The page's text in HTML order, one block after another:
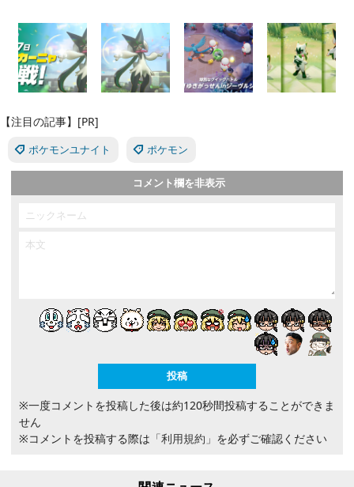
【注目の記事】[PR]
ポケモンユナイト ポケモン
コメント欄を非表示
※一度コメントを投稿した後は約120秒間投稿することができま
せん
※コメントを投稿する際は 「利用規約」 を必ずご確認ください